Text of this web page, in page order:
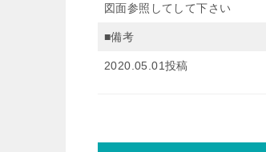
図面参照してして下さい
■備考
2020.05.01投稿